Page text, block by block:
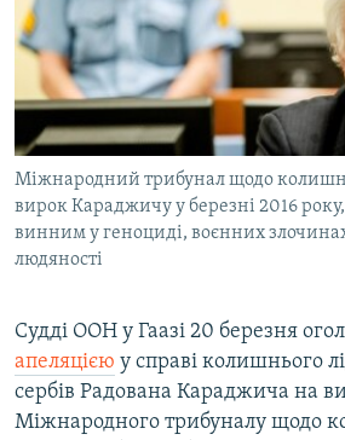
СПЕЦПРОЕКТИ
ДЕПОРТАЦІЯ
ВІДЕОУРОКИ «ELIFBE»
СВІДЧЕННЯ ОКУПАЦІЇ
УКРАЇНСЬКА ПРОБЛЕМА КРИМУ
ІНФОГРАФІКА
ЯК ОБІЙТИ БЛОКУВАННЯ
Русский
Qırımtatar
ДОЛУЧАЙСЯ!
Усі сайти RFE/RL
Міжнародний трибунал щодо
вирок Караджичу у березні 2016
винним у геноциді, воєнних
людяності
Судді ООН у Гаазі 20 березня
апеляцією у справі колишнього
сербів Радована Караджича на
Міжнародного трибуналу щодо